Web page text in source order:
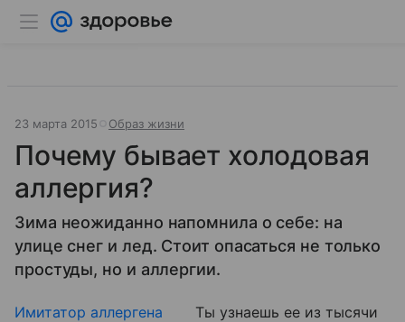
23 марта 2015 Образ жизни
Почему бывает холодовая
аллергия?
Зима неожиданно напомнила о себе: на
улице снег и лед. Стоит опасаться не только
простуды, но и аллергии.
Имитатор аллергена Ты узнаешь ее из тысячи